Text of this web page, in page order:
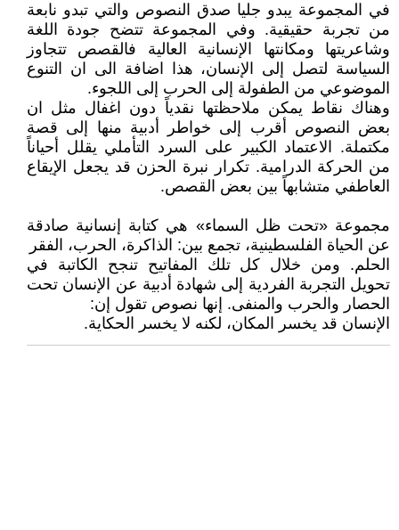
في المجموعة يبدو جليا صدق النصوص والتي تبدو نابعة
من تجربة حقيقية. وفي المجموعة تتضح جودة اللغة
وشاعريتها ومكانتها الإنسانية العالية فالقصص تتجاوز
السياسة لتصل إلى الإنسان، هذا اضافة الى ان التنوع
الموضوعي من الطفولة إلى الحرب إلى اللجوء.
وهناك نقاط يمكن ملاحظتها نقدياً دون اغفال مثل ان
بعض النصوص أقرب إلى خواطر أدبية منها إلى قصة
مكتملة. الاعتماد الكبير على السرد التأملي يقلل أحياناً
من الحركة الدرامية. تكرار نبرة الحزن قد يجعل الإيقاع
العاطفي متشابهاً بين بعض القصص.
مجموعة «تحت ظل السماء» هي كتابة إنسانية صادقة
عن الحياة الفلسطينية، تجمع بين: الذاكرة، الحرب، الفقر
الحلم. ومن خلال كل تلك المفاتيح تنجح الكاتبة في
تحويل التجربة الفردية إلى شهادة أدبية عن الإنسان تحت
الحصار والحرب والمنفى. إنها نصوص تقول إن:
الإنسان قد يخسر المكان، لكنه لا يخسر الحكاية.